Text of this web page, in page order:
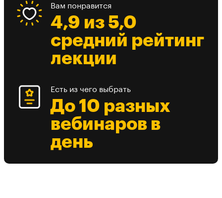
Вам понравится
4,9 из 5,0
средний рейтинг
лекции
Есть из чего выбрать
До 10 разных
вебинаров в
день